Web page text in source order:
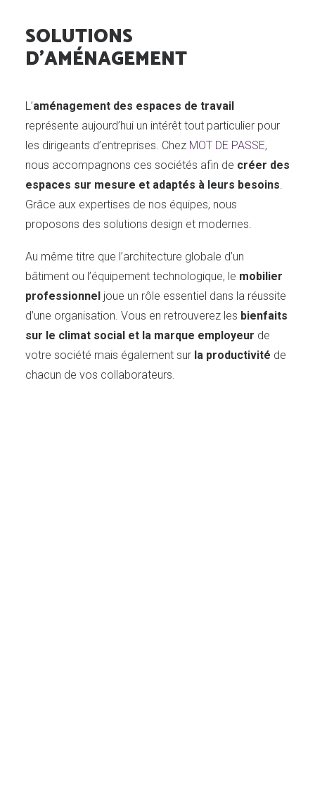
DEMANDE DE DEVIS
SOLUTIONS
D'AMÉNAGEMENT
L’aménagement des espaces de travail
représente aujourd’hui un intérêt tout particulier pour
les dirigeants d’entreprises. Chez MOT DE PASSE,
nous accompagnons ces sociétés afin de créer des
espaces sur mesure et adaptés à leurs besoins.
Grâce aux expertises de nos équipes, nous
proposons des solutions design et modernes.
Au même titre que l’architecture globale d’un
bâtiment ou l’équipement technologique, le mobilier
professionnel joue un rôle essentiel dans la réussite
d’une organisation. Vous en retrouverez les bienfaits
sur le climat social et la marque employeur de
votre société mais également sur la productivité de
chacun de vos collaborateurs.